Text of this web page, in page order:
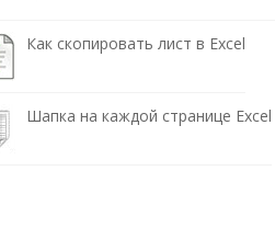
Как скопировать лист в Excel
Шапка на каждой странице Excel